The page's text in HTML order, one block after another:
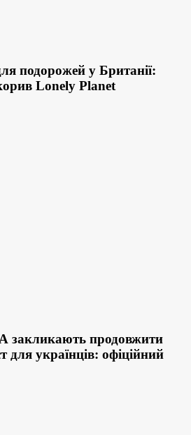
подорожей у Британії:
Lonely Planet
закликають продовжити
для українців: офіційний